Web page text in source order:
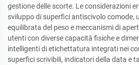
gestione delle scorte. Le considerazioni
sviluppo di superfici antiscivolo comode,
equilibrata del peso e meccanismi di
utenti con diverse capacità fisiche e
intelligenti di etichettatura integrati nei
superfici scrivibili, indicatori della data e